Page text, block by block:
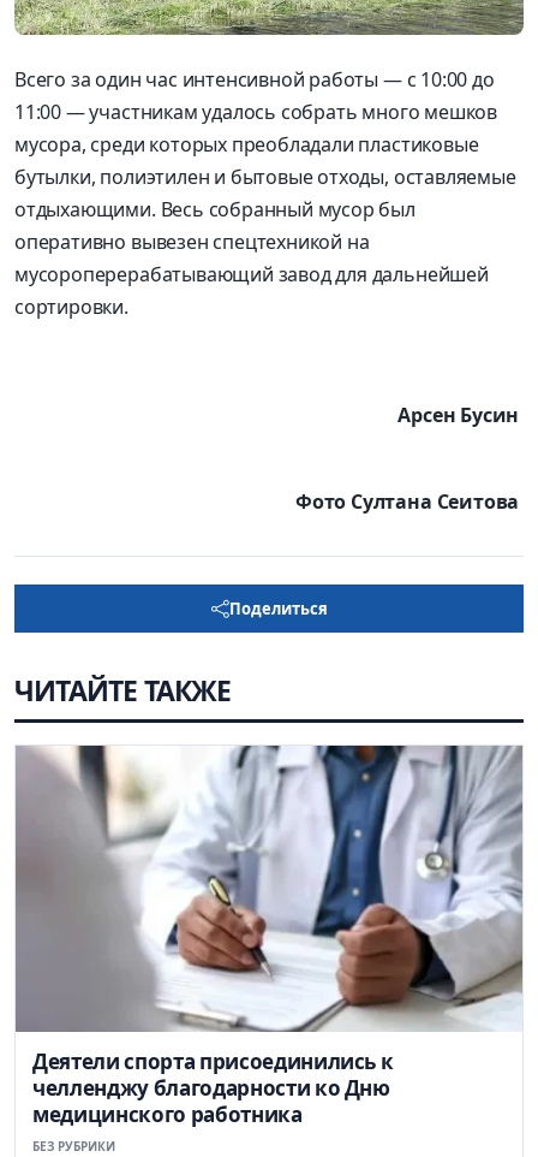
Всего за один час интенсивной работы — с 10:00 до
11:00 — участникам удалось собрать много мешков
мусора, среди которых преобладали пластиковые
бутылки, полиэтилен и бытовые отходы, оставляемые
отдыхающими. Весь собранный мусор был
оперативно вывезен спецтехникой на
мусороперерабатывающий завод для дальнейшей
сортировки.
Арсен Бусин
Фото Султана Сеитова
Поделиться
ЧИТАЙТЕ ТАКЖЕ
Деятели спорта присоединились к
челленджу благодарности ко Дню
медицинского работника
БЕЗ РУБРИКИ